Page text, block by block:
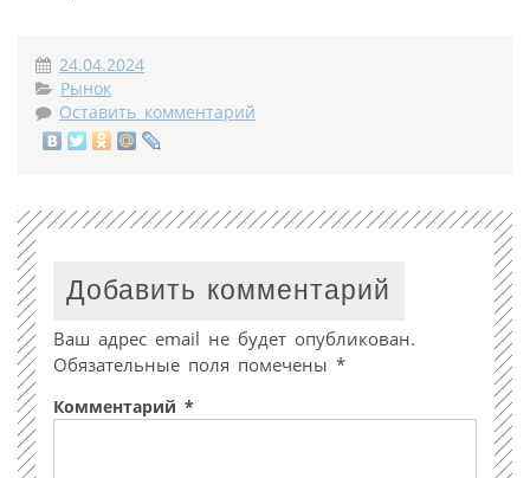
24.04.2024
Рынок
Оставить комментарий
Добавить комментарий
Ваш адрес email не будет опубликован.
Обязательные поля помечены *
Комментарий *